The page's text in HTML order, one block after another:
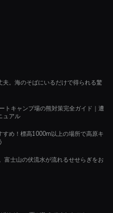
夫。海のそばにいるだけで得られる驚
トキャンプ場の熊対策完全ガイド｜遭
ュアル
すめ！標高1000m以上の場所で高原キ
富士山の伏流水が流れるせせらぎをお